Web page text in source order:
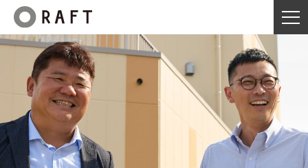
TOP トップページ
ABOUT 私たちについて
SERVICE 私たちができること
WORKS 建築実績